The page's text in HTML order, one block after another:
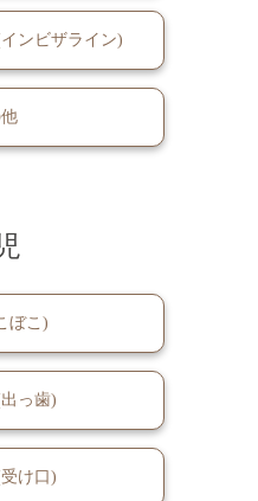
ンビザライン)
ぼこ)
っ歯)
け口)